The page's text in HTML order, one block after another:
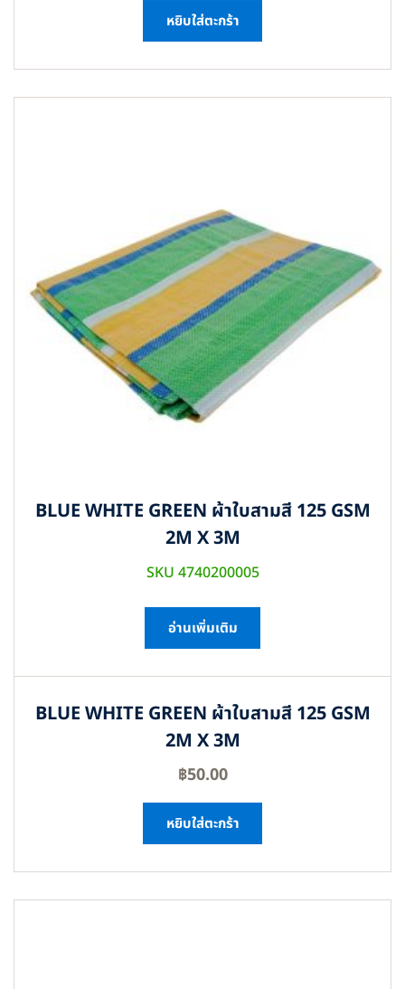
หยิบใส่ตะกร้า
BLUE WHITE GREEN ผ้าใบสามสี 125 GSM
2M X 3M
SKU 4740200005
อ่านเพิ่มเติม
BLUE WHITE GREEN ผ้าใบสามสี 125 GSM
2M X 3M
฿50.00
หยิบใส่ตะกร้า